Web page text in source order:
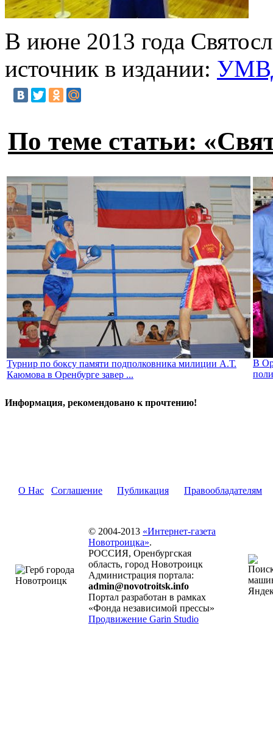
В июне 2013 года
источник в издании:
По теме статьи:
Турнир по боксу памяти подполковника милиции А.Т.
Каюмова в Оренбурге завер ...
В
Информация, рекомендовано к прочтению!
О Нас Соглашение Публикация Правообладателям
© 2004-2013 «Интернет-газета
Новотроицка».
РОССИЯ, Оренбургская
область, город Новотроицк
Администрация портала:
admin@novotroitsk.info
Портал разработан в рамках
«Фонда независимой прессы»
Продвижение Garin Studio